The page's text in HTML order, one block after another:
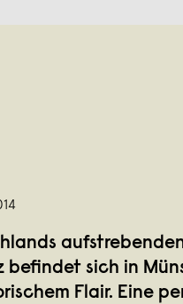
befindet sich in
Flair. Eine